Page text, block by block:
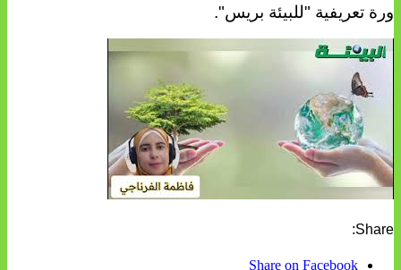
ورة تعريفية "للبيئة بريس".
Share:
Share on Facebook